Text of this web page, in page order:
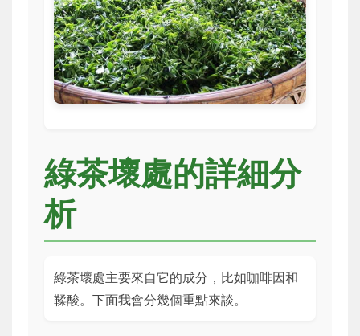
綠茶壞處的詳細分
析
綠茶壞處主要來自它的成分，比如咖啡因和
鞣酸。下面我會分幾個重點來談。